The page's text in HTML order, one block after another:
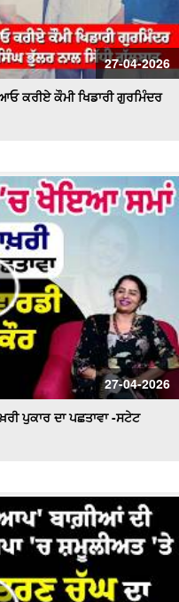
27-04-2026
ਕਰੀਏ ਕੌਮੀ ਖਿਡਾਰੀ ਗੁਰਮਿੰਦਰ
27-04-2026
ਪੁਕਾਰ ਦਾ ਪਛਤਾਵਾ -ਸਟੇਟ